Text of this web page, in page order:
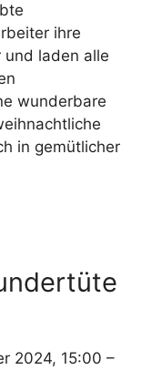
ihre
und laden alle
wunderbare
in gemütlicher
2024, 15:00 –